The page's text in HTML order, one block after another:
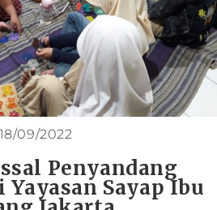
18/09/2022
Penyandang
Sayap Ibu